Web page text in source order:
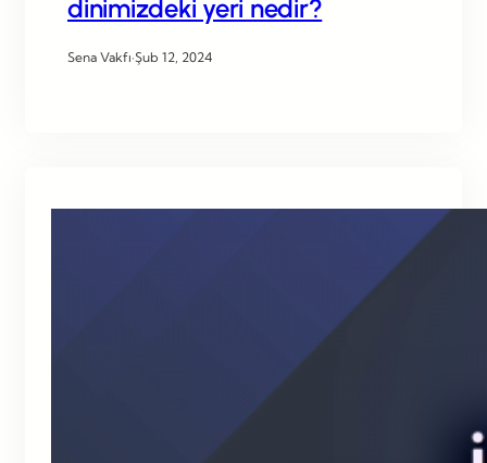
dinimizdeki yeri nedir?
Sena Vakfı·Şub 12, 2024